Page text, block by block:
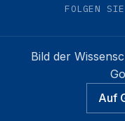
FOLGEN
Bild der
Auf